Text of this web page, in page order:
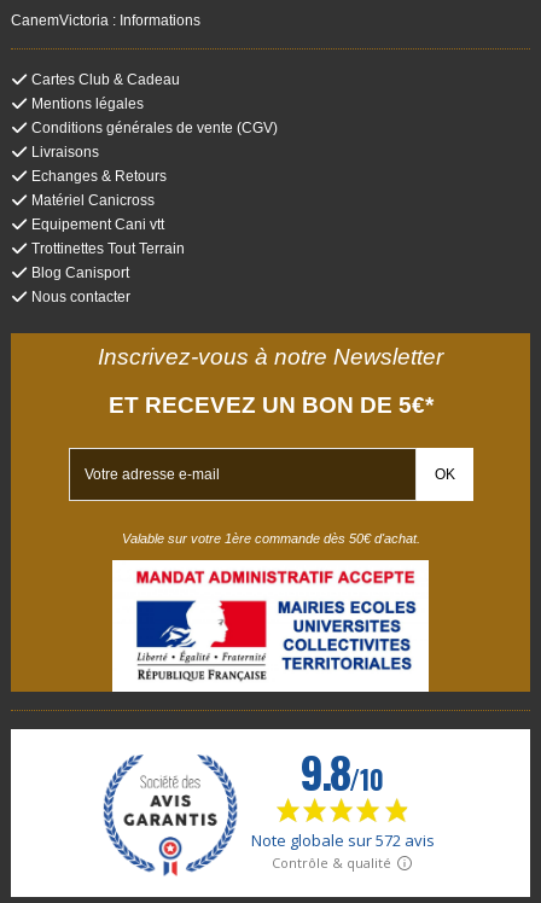
CanemVictoria : Informations
Cartes Club & Cadeau
Mentions légales
Conditions générales de vente (CGV)
Livraisons
Echanges & Retours
Matériel Canicross
Equipement Cani vtt
Trottinettes Tout Terrain
Blog Canisport
Nous contacter
Inscrivez-vous à notre Newsletter
ET RECEVEZ UN BON DE 5€*
Valable sur votre 1ère commande dès 50€ d'achat.